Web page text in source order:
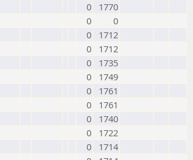
0
1770
0
0
0
1712
0
1712
0
1735
0
1749
0
1761
0
1761
0
1740
0
1722
0
1714